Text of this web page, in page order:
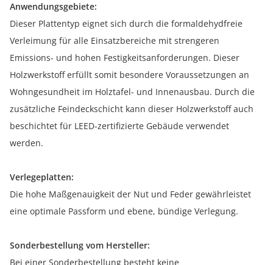
Anwendungsgebiete:
Dieser Plattentyp eignet sich durch die formaldehydfreie
Verleimung für alle Einsatzbereiche mit strengeren
Emissions- und hohen Festigkeitsanforderungen. Dieser
Holzwerkstoff erfüllt somit besondere Voraussetzungen an
Wohngesundheit im Holztafel- und Innenausbau. Durch die
zusätzliche Feindeckschicht kann dieser Holzwerkstoff auch
beschichtet für LEED-zertifizierte Gebäude verwendet
werden.
Verlegeplatten:
Die hohe Maßgenauigkeit der Nut und Feder gewährleistet
eine optimale Passform und ebene, bündige Verlegung.
Sonderbestellung vom Hersteller:
Bei einer Sonderbestellung besteht keine